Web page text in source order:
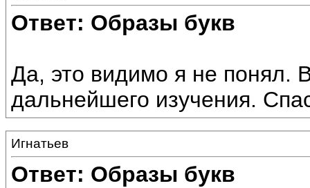
Ответ: Образы букв
Да, это видимо я не понял.
дальнейшего изучения.
Игнатьев
Ответ: Образы букв